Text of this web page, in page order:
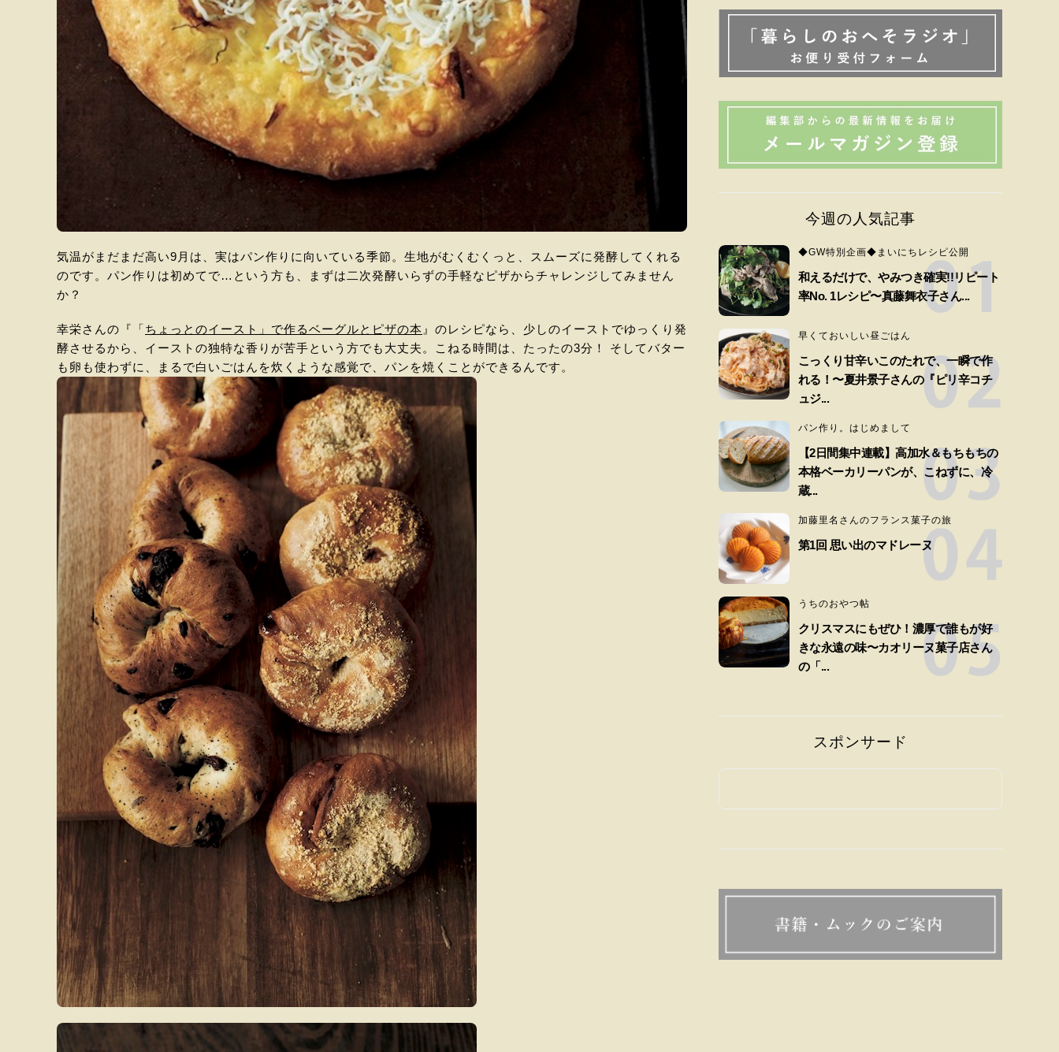
気温がまだまだ高い9月は、実はパン作りに向いている季節。生地がむくむくっと、スムーズに発酵してくれる
のです。パン作りは初めてで…という方も、まずは二次発酵いらずの手軽なピザからチャレンジしてみません
か？
幸栄さんの『「ちょっとのイースト」で作るベーグルとピザの本 』のレシピなら、少しのイーストでゆっくり発
酵させるから、イーストの独特な香りが苦手という方でも大丈夫。こねる時間は、たったの3分！ そしてバター
も卵も使わずに、まるで白いごはんを炊くような感覚で、パンを焼くことができるんです。
今週の人気記事
◆GW特別企画◆まいにちレシピ公開
和えるだけで、やみつき確実!!リピート
率No. 1レシピ〜真藤舞衣子さん...
早くておいしい昼ごはん
こっくり甘辛いこのたれで、一瞬で作
れる！〜夏井景子さんの『ピリ辛コチ
ュジ...
パン作り。はじめまして
【2日間集中連載】高加水＆もちもちの
本格ベーカリーパンが、こねずに、冷
蔵...
加藤里名さんのフランス菓子の旅
第1回 思い出のマドレーヌ
うちのおやつ帖
クリスマスにもぜひ！濃厚で誰もが好
きな永遠の味〜カオリーヌ菓子店さん
の「...
スポンサード